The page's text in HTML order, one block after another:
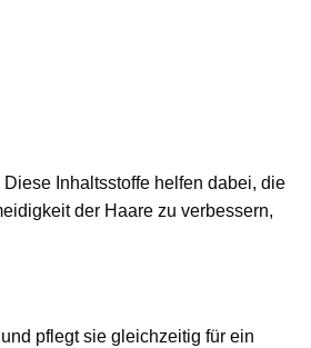
Inhaltsstoffe helfen dabei, die
der Haare zu verbessern,
pflegt sie gleichzeitig für ein